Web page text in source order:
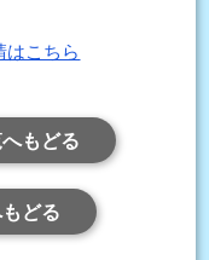
はこちら
もどる
どる